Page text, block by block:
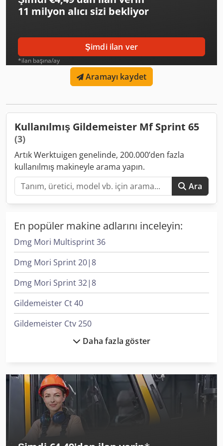
11 milyon alıcı sizi bekliyor
Şimdi ilan ver
*ilan başına/ay
Aramayı kaydet
Kullanılmış Gildemeister Mf Sprint 65
(3)
Artık Werktuigen genelinde, 200.000’den fazla
kullanılmış makineyle arama yapın.
Ara
En popüler makine adlarını inceleyin:
Dmg Mori Multisprint 36
Dmg Mori Sprint 20|8
Dmg Mori Sprint 32|8
Gildemeister Ct 40
Gildemeister Ctv 250
Gildemeister Ctx 200
Gildemeister Ctx 310 V3
Gildemeister Ctx 320 Linear V5
Gildemeister Ctx 400
Daha fazla göster